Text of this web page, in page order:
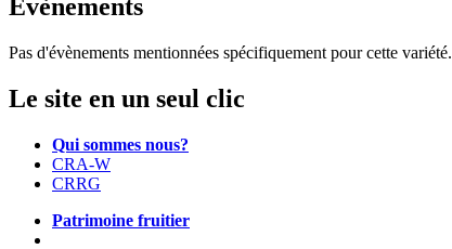
Evènements
Pas d'évènements mentionnées spécifiquement pour cette variété.
Le site en un seul clic
Qui sommes nous?
CRA-W
CRRG
Patrimoine fruitier